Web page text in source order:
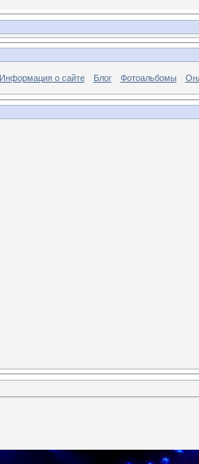
Информация о сайте Блог Фотоальбомы